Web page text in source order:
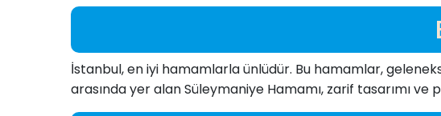
İstanbul, en iyi hamamlarla ünlüdür. Bu hamamlar,
arasında yer alan Süleymaniye Hamamı, zarif tasarımı